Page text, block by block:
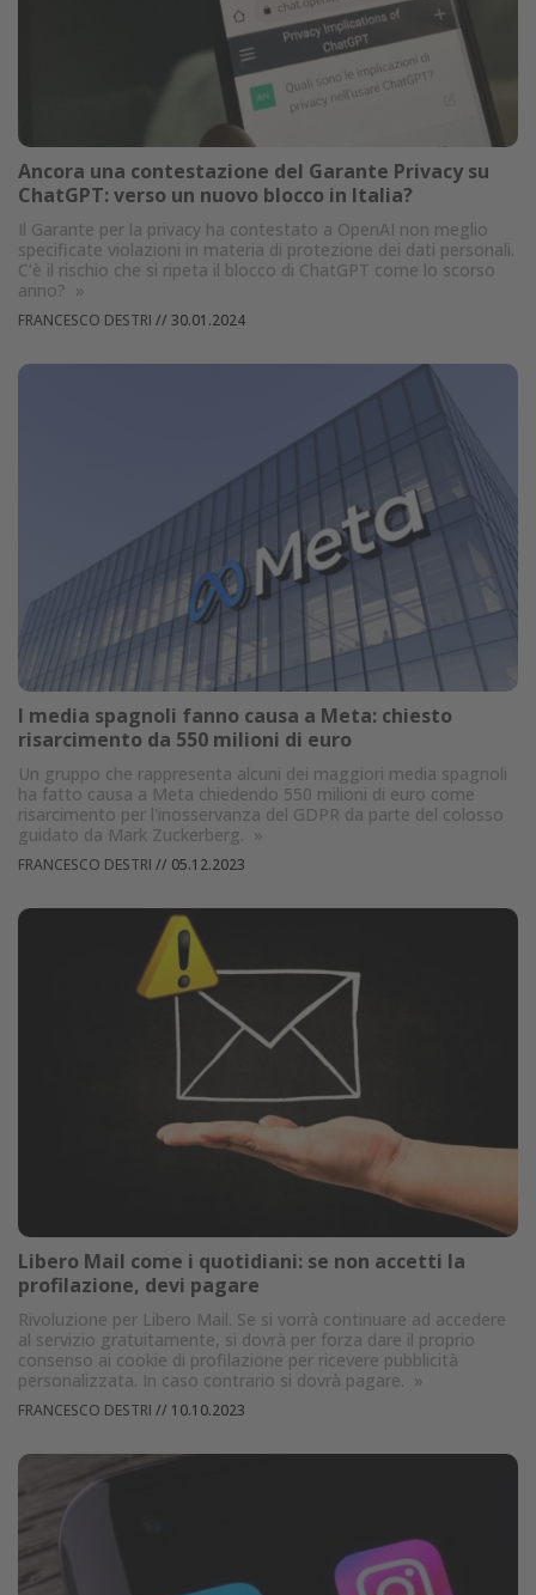
Ancora una contestazione del Garante Privacy su
ChatGPT: verso un nuovo blocco in Italia?
Il Garante per la privacy ha contestato a OpenAI non meglio
specificate violazioni in materia di protezione dei dati personali.
C’è il rischio che si ripeta il blocco di ChatGPT come lo scorso
anno? »
FRANCESCO DESTRI // 30.01.2024
I media spagnoli fanno causa a Meta: chiesto
risarcimento da 550 milioni di euro
Un gruppo che rappresenta alcuni dei maggiori media spagnoli
ha fatto causa a Meta chiedendo 550 milioni di euro come
risarcimento per l'inosservanza del GDPR da parte del colosso
guidato da Mark Zuckerberg. »
FRANCESCO DESTRI // 05.12.2023
Libero Mail come i quotidiani: se non accetti la
profilazione, devi pagare
Rivoluzione per Libero Mail. Se si vorrà continuare ad accedere
al servizio gratuitamente, si dovrà per forza dare il proprio
consenso ai cookie di profilazione per ricevere pubblicità
personalizzata. In caso contrario si dovrà pagare. »
FRANCESCO DESTRI // 10.10.2023